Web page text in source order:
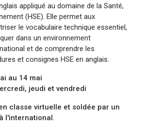
appliqué au domaine de la Santé,
(HSE). Elle permet aux
le vocabulaire technique essentiel,
dans un environnement
et de comprendre les
et consignes HSE en anglais.
au 14 mai
jeudi et vendredi
classe virtuelle et soldée par un
l'international.